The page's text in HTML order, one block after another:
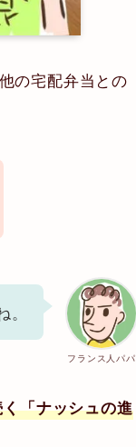
の宅配弁当との
フランス人パパ
「ナッシュの進